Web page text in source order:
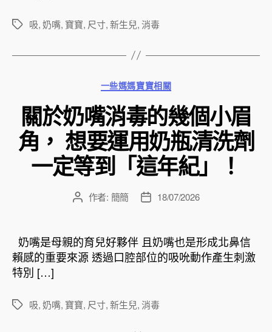
標
吸,奶嘴, 寶寶, 尺寸,新生兒,消毒
分
類
一些媽媽寶寶相關
關於奶嘴消毒的幾個小眉
角， 想要運用奶瓶清洗劑
一定等到「這年紀」！
文
者
作者: 簡簡
文
佈
日
期
18/07/2026
奶嘴是母親的育兒好夥伴 且奶嘴也是形成北鼻信
賴感的重要來源 透過口腔部位的吸吮動作產生刺激
特別 […]
標
吸,奶嘴, 寶寶, 尺寸,新生兒,消毒